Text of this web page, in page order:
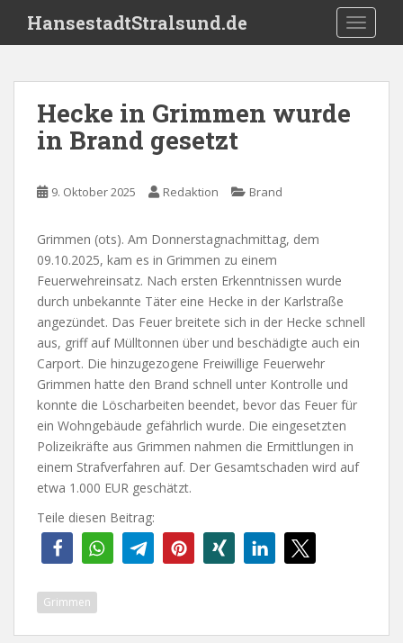
i
HansestadtStralsund.de
Hecke in Grimmen wurde
in Brand gesetzt
9. Oktober 2025 Redaktion Brand
Grimmen (ots). Am Donnerstagnachmittag, dem
09.10.2025, kam es in Grimmen zu einem
Feuerwehreinsatz. Nach ersten Erkenntnissen wurde
durch unbekannte Täter eine Hecke in der Karlstraße
angezündet. Das Feuer breitete sich in der Hecke schnell
aus, griff auf Mülltonnen über und beschädigte auch ein
Carport. Die hinzugezogene Freiwillige Feuerwehr
Grimmen hatte den Brand schnell unter Kontrolle und
konnte die Löscharbeiten beendet, bevor das Feuer für
ein Wohngebäude gefährlich wurde. Die eingesetzten
Polizeikräfte aus Grimmen nahmen die Ermittlungen in
einem Strafverfahren auf. Der Gesamtschaden wird auf
etwa 1.000 EUR geschätzt.
Teile diesen Beitrag:
Grimmen